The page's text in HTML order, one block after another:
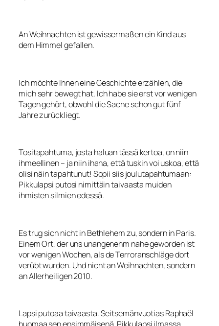
An Weihnachten ist gewissermaßen ein Kind aus
dem Himmel gefallen.
Ich möchte Ihnen eine Geschichte erzählen, die
mich sehr bewegt hat. Ich habe sie erst vor wenigen
Tagen gehört, obwohl die Sache schon gut fünf
Jahre zurückliegt.
Tositapahtuma, josta haluan tässä kertoa, on niin
ihmeellinen – ja niin ihana, että tuskin voi uskoa, että
olisi näin tapahtunut! Sopii siis joulutapahtumaan:
Pikkulapsi putosi nimittäin taivaasta muiden
ihmisten silmien edessä.
Es trug sich nicht in Bethlehem zu, sondern in Paris.
Einem Ort, der uns unangenehm nahe geworden ist
vor wenigen Wochen, als de Terroranschläge dort
verübt wurden. Und nicht an Weihnachten, sondern
an Allerheiligen 2010.
Lapsi putoaa taivaasta. Seitsemänvuotias Raphaël